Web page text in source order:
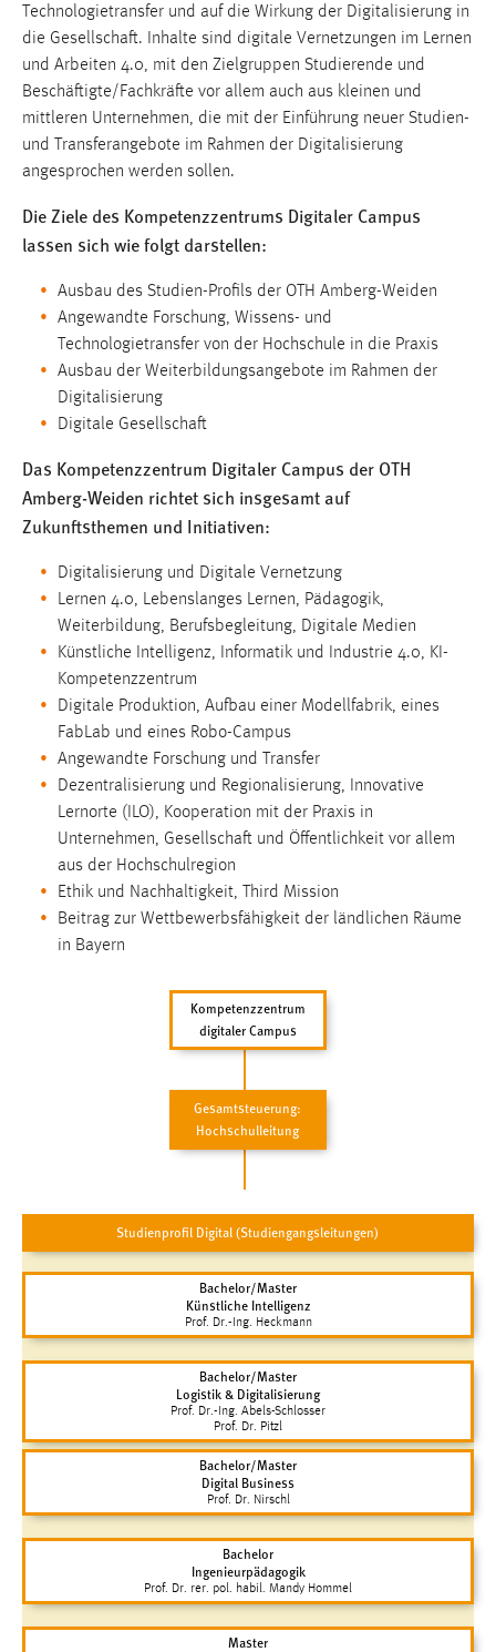
Technologietransfer und auf die Wirkung der Digitalisierung in
die Gesellschaft. Inhalte sind digitale Vernetzungen im Lernen
und Arbeiten 4.0, mit den Zielgruppen Studierende und
Beschäftigte/Fachkräfte vor allem auch aus kleinen und
mittleren Unternehmen, die mit der Einführung neuer Studien-
und Transferangebote im Rahmen der Digitalisierung
angesprochen werden sollen.
Die Ziele des Kompetenzzentrums Digitaler Campus
lassen sich wie folgt darstellen:
Ausbau des Studien-Profils der OTH Amberg-Weiden
Angewandte Forschung, Wissens- und
Technologietransfer von der Hochschule in die Praxis
Ausbau der Weiterbildungsangebote im Rahmen der
Digitalisierung
Digitale Gesellschaft
Das Kompetenzzentrum Digitaler Campus der OTH
Amberg-Weiden richtet sich insgesamt auf
Zukunftsthemen und Initiativen:
Digitalisierung und Digitale Vernetzung
Lernen 4.0, Lebenslanges Lernen, Pädagogik,
Weiterbildung, Berufsbegleitung, Digitale Medien
Künstliche Intelligenz, Informatik und Industrie 4.0, KI-
Kompetenzzentrum
Digitale Produktion, Aufbau einer Modellfabrik, eines
FabLab und eines Robo-Campus
Angewandte Forschung und Transfer
Dezentralisierung und Regionalisierung, Innovative
Lernorte (ILO), Kooperation mit der Praxis in
Unternehmen, Gesellschaft und Öffentlichkeit vor allem
aus der Hochschulregion
Ethik und Nachhaltigkeit, Third Mission
Beitrag zur Wettbewerbsfähigkeit der ländlichen Räume
in Bayern
Kompetenzzentrum
digitaler Campus
Gesamtsteuerung:
Hochschulleitung
Studienprofil Digital (Studiengangsleitungen)
Bachelor/Master
Künstliche Intelligenz
Prof. Dr.-Ing. Heckmann
Bachelor/Master
Logistik & Digitalisierung
Prof. Dr.-Ing. Abels-Schlosser
Prof. Dr. Pitzl
Bachelor/Master
Digital Business
Prof. Dr. Nirschl
Bachelor
Ingenieurpädagogik
Prof. Dr. rer. pol. habil. Mandy Hommel
Master
Name:
site-language-preference
Zweck:
Das Cookie speichert die gewählte Sprache der Website.
Cookie Laufzeit:
30 Tage
Chat
Name:
MibewSessionID, MIBEW_UserID, mibew_locale, mibew-
chat-frame-style-5e9dbeb1811c0446
Zweck:
Wird benötigt um die Chatfunktion nutzen zu können.
Cookie Laufzeit:
5e9dbeb1811c0446 = Sitzungslaufzeit, mibew_locale = 3
Jahre, MIBEW_UserID = 1 Jahr
Login
Name:
fe_user, be_user, be_lastLoginProvider
Zweck:
Dieser Cookie ist notwendig um sich an der Website
einloggen zu können.
Cookie Laufzeit:
24 Stunden
STATISTIK
Statistik Cookies erfassen Informationen anonym.
Diese Informationen helfen uns zu verstehen, wie
_pk_ref, _pk_cvar, _pk_id, _pk_ses
Zugriffsstatistik
Max. 13 Monate
Marketing Cookies werden von Drittanbietern
verwendet, um personalisierte Werbung anzuzeigen.
Sie tun dies, indem sie Besucher über Websites
Name:
_gcl_au
Google Ireland Limited